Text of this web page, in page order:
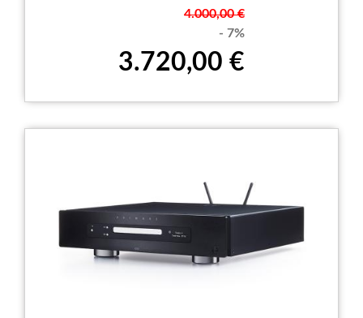
4.000,00 €
- 7%
3.720,00 €